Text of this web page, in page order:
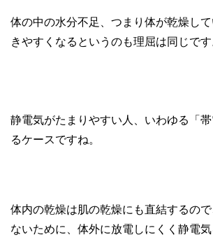
体の中の水分不足、つまり体が乾燥し
きやすくなるというのも理屈は同じです
静電気がたまりやすい人、いわゆる「
るケースですね。
体内の乾燥は肌の乾燥にも直結するの
ないために、体外に放電しにくく静電